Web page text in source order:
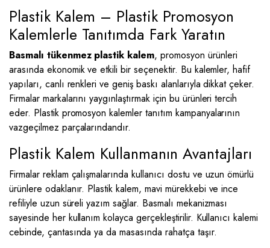
Plastik Kalem – Plastik Promosyon
Kalemlerle Tanıtımda Fark Yaratın
Basmalı tükenmez plastik kalem, promosyon ürünleri
arasında ekonomik ve etkili bir seçenektir. Bu kalemler, hafif
yapıları, canlı renkleri ve geniş baskı alanlarıyla dikkat çeker.
Firmalar markalarını yaygınlaştırmak için bu ürünleri tercih
eder. Plastik promosyon kalemler tanıtım kampanyalarının
vazgeçilmez parçalarındandır.
Plastik Kalem Kullanmanın Avantajları
Firmalar reklam çalışmalarında kullanıcı dostu ve uzun ömürlü
ürünlere odaklanır. Plastik kalem, mavi mürekkebi ve ince
refiliyle uzun süreli yazım sağlar. Basmalı mekanizması
sayesinde her kullanım kolayca gerçekleştirilir. Kullanıcı kalemi
cebinde, çantasında ya da masasında rahatça taşır.